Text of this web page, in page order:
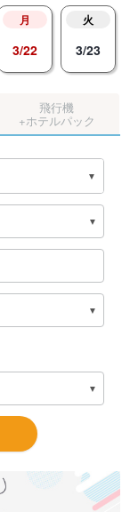
月
3/22
火
3/23
飛行機
+ホテルパック